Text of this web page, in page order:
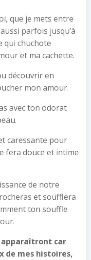
que je mets entre
parfois jusqu’à
qui chuchote
et ma cachette.
découvrir en
mon amour.
avec ton odorat
caressante pour
fera douce et intime
de notre
et soufflera
ton souffle
apparaîtront car
de mes histoires,